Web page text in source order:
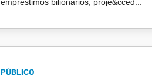
empréstimos bilionários, proje&cced...
PÚBLICO